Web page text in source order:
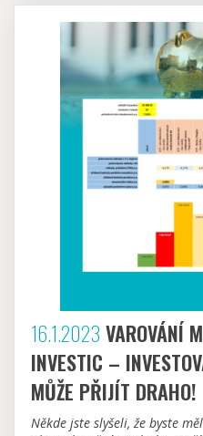
16.1.2023 VAROVÁNÍ
INVESTIC –
MŮŽE PŘIJÍT DRAHO!
Někde jste slyšeli, že byste